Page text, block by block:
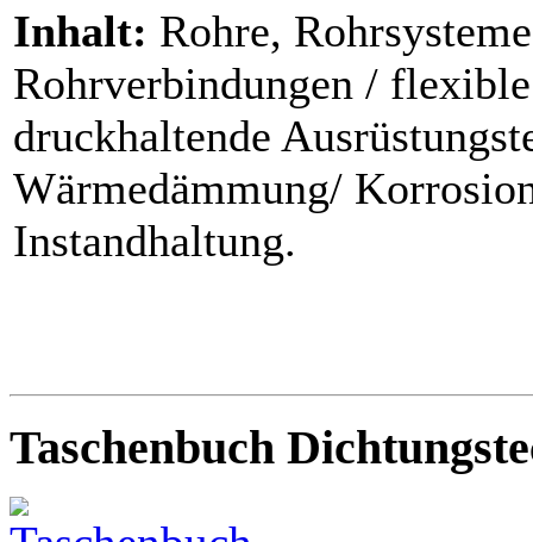
Inhalt: Rohre,
Rohrverbindungen /
druckhaltende
Wärmedämmung/
Instandhaltung.
Taschenbuch